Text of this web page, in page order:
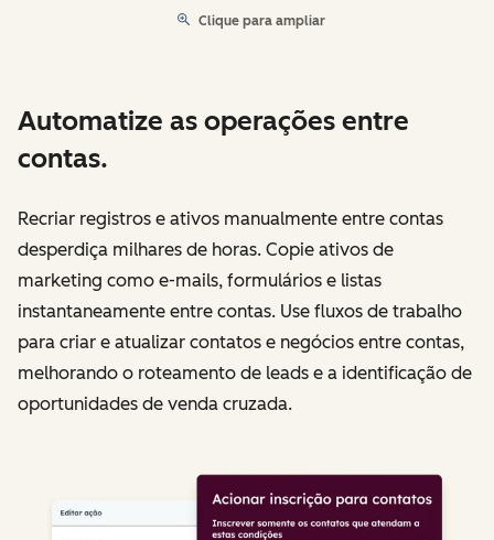
Clique para ampliar
Automatize as operações entre
contas.
Recriar registros e ativos manualmente entre contas
desperdiça milhares de horas. Copie ativos de
marketing como e-mails, formulários e listas
instantaneamente entre contas. Use fluxos de trabalho
para criar e atualizar contatos e negócios entre contas,
melhorando o roteamento de leads e a identificação de
oportunidades de venda cruzada.